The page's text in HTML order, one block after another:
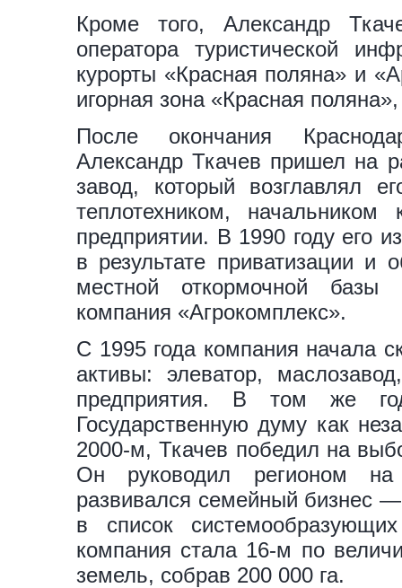
Кроме того, Александр
оператора туристической
курорты «Красная поляна» и
игорная зона «Красная
После окончания
Александр Ткачев пришел на
завод, который возглавлял
теплотехником,
предприятии. В 1990 году его
в результате приватизации и
местной откормочной базы
компания «Агрокомплекс».
С 1995 года компания начала
активы: элеватор,
предприятия. В том же
Государственную думу как
2000-м, Ткачев победил на
Он руководил регионом
развивался семейный бизнес
в список
компания стала 16-м по
земель, собрав 200 000 га.